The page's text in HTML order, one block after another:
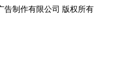
告制作有限公司 版权所有